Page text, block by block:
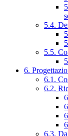
5.4.
5.5.
6.
6.1.
6.2.
6.3.